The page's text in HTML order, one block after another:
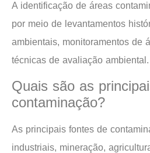
A identificação de áreas
por meio de levantamentos
ambientais, monitoramentos de
técnicas de avaliação ambiental.
Quais são as
contaminação?
As principais fontes de
industriais, mineração,